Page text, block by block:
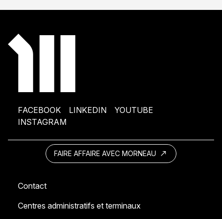
FACEBOOK LINKEDIN
YOUTUBE
INSTAGRAM
FAIRE AFFAIRE AVEC MORNEAU
Contact
Centres administratifs et terminaux